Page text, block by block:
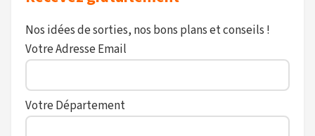
Nos idées de sorties, nos bons plans et conseils !
Votre Adresse Email
Votre Département